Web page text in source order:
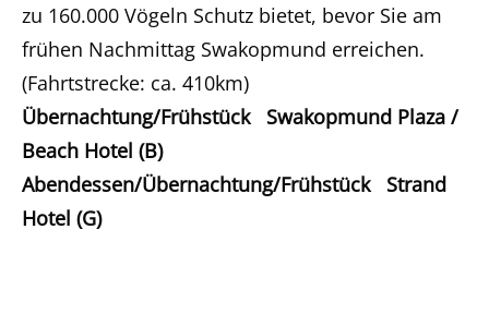
zu 160.000 Vögeln Schutz bietet, bevor Sie am
frühen Nachmittag Swakopmund erreichen.
(Fahrtstrecke: ca. 410km)
Übernachtung/Frühstück Swakopmund Plaza /
Beach Hotel (B)
Abendessen/Übernachtung/Frühstück Strand
Hotel (G)